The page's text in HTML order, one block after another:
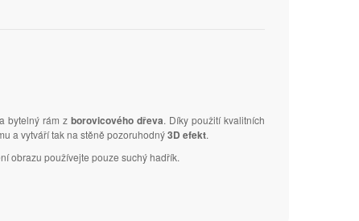
bytelný rám zborovicového dřeva. Díky použití kvalitních
a vytváří tak na stěně pozoruhodný3D efekt.
obrazu používejte pouze suchý hadřík.